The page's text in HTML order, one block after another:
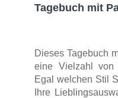
Tagebuch mit
Dieses Tagebuch
eine Vielzahl von
Egal welchen Stil
Ihre